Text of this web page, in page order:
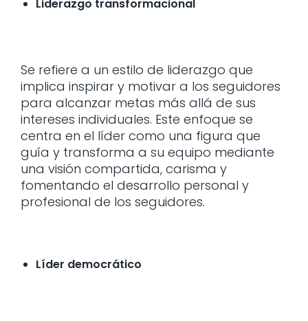
Liderazgo transformacional
Se refiere a un estilo de liderazgo que
implica inspirar y motivar a los seguidores
para alcanzar metas más allá de sus
intereses individuales. Este enfoque se
centra en el líder como una figura que
guía y transforma a su equipo mediante
una visión compartida, carisma y
fomentando el desarrollo personal y
profesional de los seguidores.
Líder democrático